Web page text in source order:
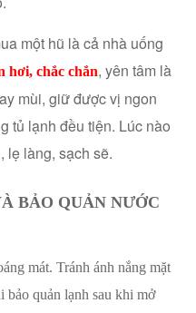
một hũ là cả nhà uống
hơi, chắc chắn, yên tâm là
mùi, giữ được vị ngon
tủ lạnh đều tiện. Lúc nào
lẹ làng, sạch sẽ.
BẢO QUẢN NƯỚC
mát. Tránh ánh nắng mặt
quản lạnh sau khi mở